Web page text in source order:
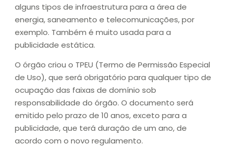
alguns tipos de infraestrutura para a área de
energia, saneamento e telecomunicações, por
exemplo. Também é muito usada para a
publicidade estática.
O órgão criou o TPEU (Termo de Permissão Especial
de Uso), que será obrigatório para qualquer tipo de
ocupação das faixas de domínio sob
responsabilidade do órgão. O documento será
emitido pelo prazo de 10 anos, exceto para a
publicidade, que terá duração de um ano, de
acordo com o novo regulamento.